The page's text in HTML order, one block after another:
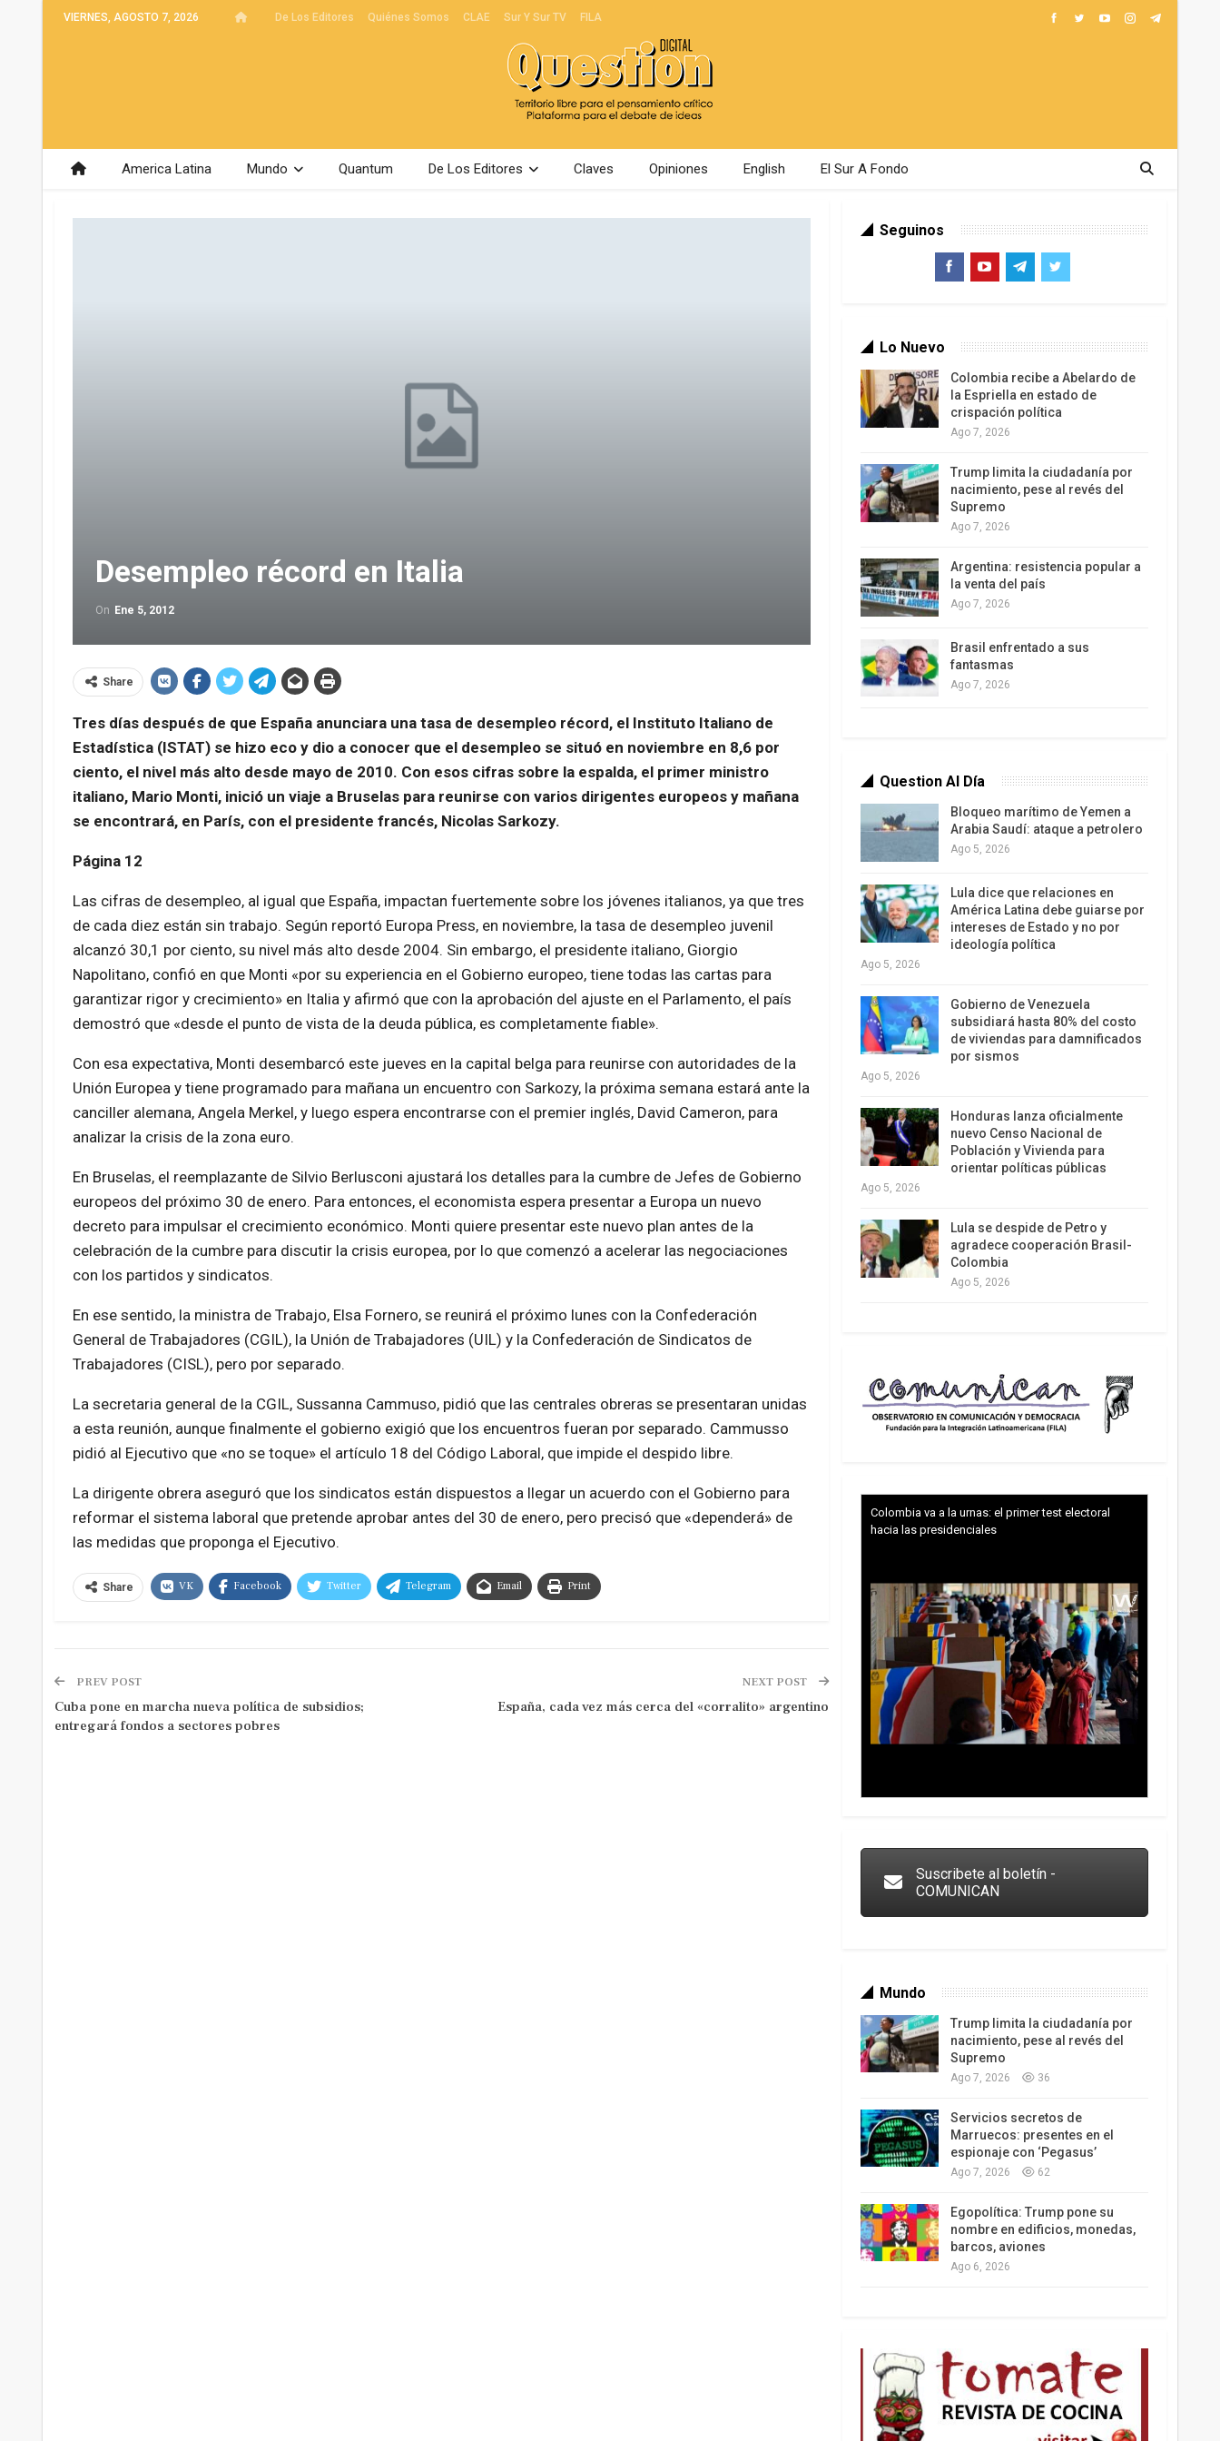
VIERNES, AGOSTO 7, 2026 De Los Editores Quiénes Somos CLAE Sur Y Sur TV FILA
America Latina Mundo Quantum De Los Editores Claves Opiniones English El Sur A Fondo
Desempleo récord en Italia
On Ene 5, 2012
Share
Tres días después de que España anunciara una tasa de desempleo récord, el Instituto Italiano de
Estadística (ISTAT) se hizo eco y dio a conocer que el desempleo se situó en noviembre en 8,6 por
ciento, el nivel más alto desde mayo de 2010. Con esos cifras sobre la espalda, el primer ministro
italiano, Mario Monti, inició un viaje a Bruselas para reunirse con varios dirigentes europeos y mañana
se encontrará, en París, con el presidente francés, Nicolas Sarkozy.
Página 12
Las cifras de desempleo, al igual que España, impactan fuertemente sobre los jóvenes italianos, ya que tres
de cada diez están sin trabajo. Según reportó Europa Press, en noviembre, la tasa de desempleo juvenil
alcanzó 30,1 por ciento, su nivel más alto desde 2004. Sin embargo, el presidente italiano, Giorgio
Napolitano, confió en que Monti «por su experiencia en el Gobierno europeo, tiene todas las cartas para
garantizar rigor y crecimiento» en Italia y afirmó que con la aprobación del ajuste en el Parlamento, el país
demostró que «desde el punto de vista de la deuda pública, es completamente fiable».
Con esa expectativa, Monti desembarcó este jueves en la capital belga para reunirse con autoridades de la
Unión Europea y tiene programado para mañana un encuentro con Sarkozy, la próxima semana estará ante la
canciller alemana, Angela Merkel, y luego espera encontrarse con el premier inglés, David Cameron, para
analizar la crisis de la zona euro.
En Bruselas, el reemplazante de Silvio Berlusconi ajustará los detalles para la cumbre de Jefes de Gobierno
europeos del próximo 30 de enero. Para entonces, el economista espera presentar a Europa un nuevo
decreto para impulsar el crecimiento económico. Monti quiere presentar este nuevo plan antes de la
celebración de la cumbre para discutir la crisis europea, por lo que comenzó a acelerar las negociaciones
con los partidos y sindicatos.
En ese sentido, la ministra de Trabajo, Elsa Fornero, se reunirá el próximo lunes con la Confederación
General de Trabajadores (CGIL), la Unión de Trabajadores (UIL) y la Confederación de Sindicatos de
Trabajadores (CISL), pero por separado.
La secretaria general de la CGIL, Sussanna Cammuso, pidió que las centrales obreras se presentaran unidas
a esta reunión, aunque finalmente el gobierno exigió que los encuentros fueran por separado. Cammusso
pidió al Ejecutivo que «no se toque» el artículo 18 del Código Laboral, que impide el despido libre.
La dirigente obrera aseguró que los sindicatos están dispuestos a llegar un acuerdo con el Gobierno para
reformar el sistema laboral que pretende aprobar antes del 30 de enero, pero precisó que «dependerá» de
las medidas que proponga el Ejecutivo.
Share VK Facebook Twitter Telegram Email Print
PREV POST
Cuba pone en marcha nueva política de subsidios;
entregará fondos a sectores pobres
NEXT POST
España, cada vez más cerca del «corralito» argentino
Seguinos
Lo Nuevo
Colombia recibe a Abelardo de
la Espriella en estado de
crispación política
Ago 7, 2026
Trump limita la ciudadanía por
nacimiento, pese al revés del
Supremo
Ago 7, 2026
Argentina: resistencia popular a
la venta del país
Ago 7, 2026
Brasil enfrentado a sus
fantasmas
Ago 7, 2026
Question Al Día
Bloqueo marítimo de Yemen a
Arabia Saudí: ataque a petrolero
Ago 5, 2026
Lula dice que relaciones en
América Latina debe guiarse por
intereses de Estado y no por
ideología política
Ago 5, 2026
Gobierno de Venezuela
subsidiará hasta 80% del costo
de viviendas para damnificados
por sismos
Ago 5, 2026
Honduras lanza oficialmente
nuevo Censo Nacional de
Población y Vivienda para
orientar políticas públicas
Ago 5, 2026
Lula se despide de Petro y
agradece cooperación Brasil-
Colombia
Ago 5, 2026
Colombia va a la urnas: el primer test electoral
hacia las presidenciales
Suscribete al boletín -
COMUNICAN
Mundo
Trump limita la ciudadanía por
nacimiento, pese al revés del
Supremo
Ago 7, 2026 36
Servicios secretos de
Marruecos: presentes en el
espionaje con ‘Pegasus’
Ago 7, 2026 62
Egopolítica: Trump pone su
nombre en edificios, monedas,
barcos, aviones
Ago 6, 2026